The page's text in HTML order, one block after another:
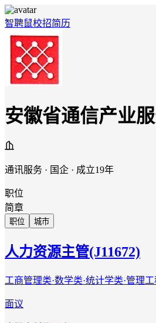
智聘鼠校招简历
安徽省通信产业
通讯服务 · 国企 · 成立19年
职位
简章
职位 城市
人力资源主管(J11672)
工商管理类·数学类·统计学类·管理
面议